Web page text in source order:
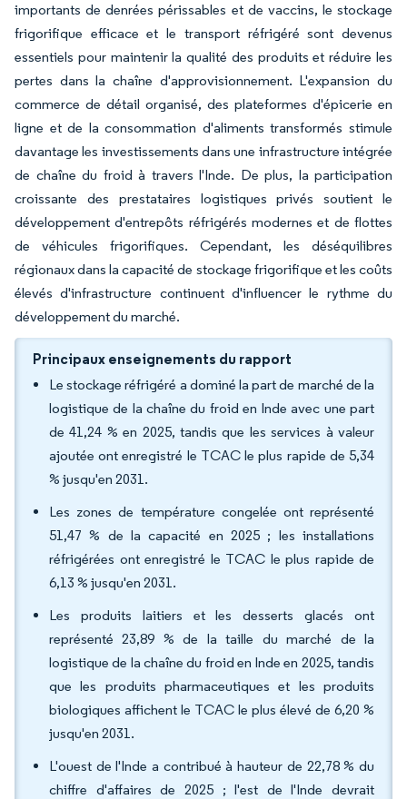
importants de denrées périssables et de vaccins, le stockage
frigorifique efficace et le transport réfrigéré sont devenus
essentiels pour maintenir la qualité des produits et réduire les
pertes dans la chaîne d'approvisionnement. L'expansion du
commerce de détail organisé, des plateformes d'épicerie en
ligne et de la consommation d'aliments transformés stimule
davantage les investissements dans une infrastructure intégrée
de chaîne du froid à travers l'Inde. De plus, la participation
croissante des prestataires logistiques privés soutient le
développement d'entrepôts réfrigérés modernes et de flottes
de véhicules frigorifiques. Cependant, les déséquilibres
régionaux dans la capacité de stockage frigorifique et les coûts
élevés d'infrastructure continuent d'influencer le rythme du
développement du marché.
Principaux enseignements du rapport
Le stockage réfrigéré a dominé la part de marché de la
logistique de la chaîne du froid en Inde avec une part
de 41,24 % en 2025, tandis que les services à valeur
ajoutée ont enregistré le TCAC le plus rapide de 5,34
% jusqu'en 2031.
Les zones de température congelée ont représenté
51,47 % de la capacité en 2025 ; les installations
réfrigérées ont enregistré le TCAC le plus rapide de
6,13 % jusqu'en 2031.
Les produits laitiers et les desserts glacés ont
représenté 23,89 % de la taille du marché de la
logistique de la chaîne du froid en Inde en 2025, tandis
que les produits pharmaceutiques et les produits
biologiques affichent le TCAC le plus élevé de 6,20 %
jusqu'en 2031.
L'ouest de l'Inde a contribué à hauteur de 22,78 % du
chiffre d'affaires de 2025 ; l'est de l'Inde devrait